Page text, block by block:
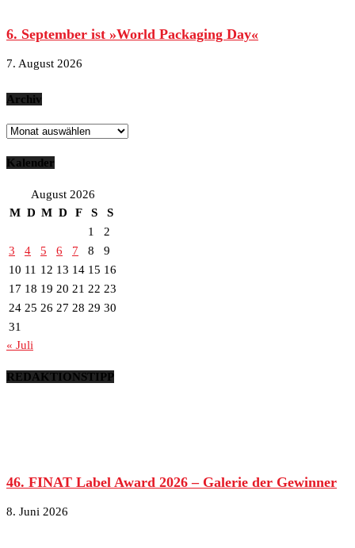
6. September ist »World Packaging Day«
7. August 2026
Archiv
Archiv
Kalender
August 2026
M D M D F S
S
1
2
3
4 5 6 7 8
9
10 11 12 13 14 15 16
17 18 19 20 21 22 23
24 25 26 27 28 29 30
31
« Juli
REDAKTIONSTIPP
46. FINAT Label Award 2026 – Galerie der Gewinner
8. Juni 2026